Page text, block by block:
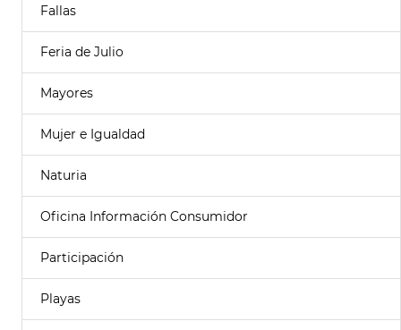
Fallas
Feria de Julio
Mayores
Mujer e Igualdad
Naturia
Oficina Información Consumidor
Participación
Playas